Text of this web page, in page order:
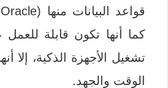
كما أنها تكون قابلة
تشغيل الأجهزة الذكية، إلا
الوقت والجهد.